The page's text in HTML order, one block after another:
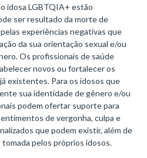
idosa LGBTQIA+ estão
ser resultado da morte de
experiências negativas que
da sua orientação sexual e/ou
Os profissionais de saúde
novos ou fortalecer os
existentes. Para os idosos que
sua identidade de gênero e/ou
podem ofertar suporte para
de vergonha, culpa e
que podem existir, além de
pelos próprios idosos.